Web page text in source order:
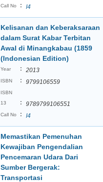
Call No : I4
Kelisanan dan Keberaksaraan
dalam Surat Kabar Terbitan
Awal di Minangkabau (1859
(Indonesian Edition)
Year : 2013
ISBN : 9799106559
ISBN
13
: 9789799106551
Call No : I4
Memastikan Pemenuhan
Kewajiban Pengendalian
Pencemaran Udara Dari
Sumber Bergerak:
Transportasi